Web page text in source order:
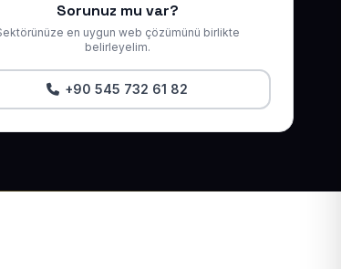
Sorunuz mu var?
en uygun web çözümünü birlikte
belirleyelim.
+90 545 732 61 82